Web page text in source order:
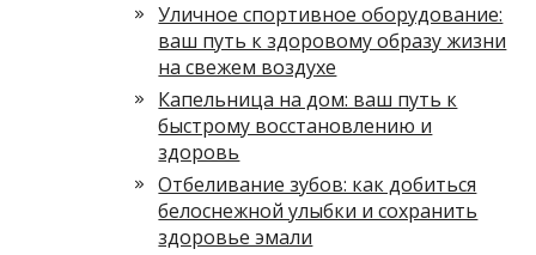
Уличное спортивное оборудование:
ваш путь к здоровому образу жизни
на свежем воздухе
Капельница на дом: ваш путь к
быстрому восстановлению и
здоровь
Отбеливание зубов: как добиться
белоснежной улыбки и сохранить
здоровье эмали